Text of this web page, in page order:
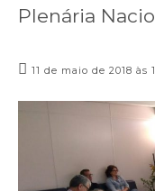
Plenária
11 de maio de 2018 às